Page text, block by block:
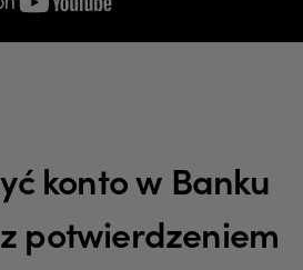
konto w Banku
z potwierdzeniem